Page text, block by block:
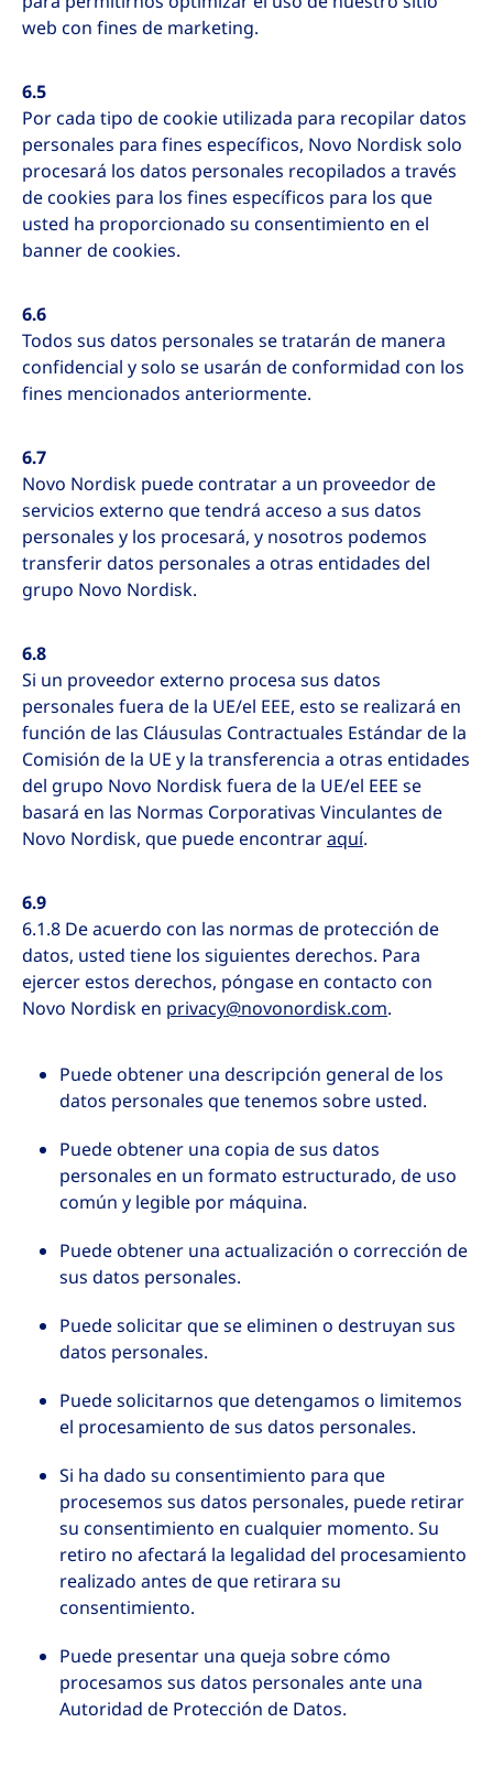
web con fines de marketing.
6.5
Por cada tipo de cookie utilizada para recopilar datos
personales para fines específicos, Novo Nordisk solo
procesará los datos personales recopilados a través
de cookies para los fines específicos para los que
usted ha proporcionado su consentimiento en el
banner de cookies.
6.6
Todos sus datos personales se tratarán de manera
confidencial y solo se usarán de conformidad con los
fines mencionados anteriormente.
6.7
Novo Nordisk puede contratar a un proveedor de
servicios externo que tendrá acceso a sus datos
personales y los procesará, y nosotros podemos
transferir datos personales a otras entidades del
grupo Novo Nordisk.
6.8
Si un proveedor externo procesa sus datos
personales fuera de la UE/el EEE, esto se realizará en
función de las Cláusulas Contractuales Estándar de la
Comisión de la UE y la transferencia a otras entidades
del grupo Novo Nordisk fuera de la UE/el EEE se
basará en las Normas Corporativas Vinculantes de
Novo Nordisk, que puede encontraraquí.
6.9
6.1.8 De acuerdo con las normas de protección de
datos, usted tiene los siguientes derechos. Para
ejercer estos derechos, póngase en contacto con
Novo Nordisk en privacy@novonordisk.com.
Puede obtener una descripción general de los
datos personales que tenemos sobre usted.
Puede obtener una copia de sus datos
personales en un formato estructurado, de uso
común y legible por máquina.
Puede obtener una actualización o corrección de
sus datos personales.
Puede solicitar que se eliminen o destruyan sus
datos personales.
Puede solicitarnos que detengamos o limitemos
el procesamiento de sus datos personales.
Si ha dado su consentimiento para que
procesemos sus datos personales, puede retirar
su consentimiento en cualquier momento. Su
retiro no afectará la legalidad del procesamiento
realizado antes de que retirara su
consentimiento.
Puede presentar una queja sobre cómo
procesamos sus datos personales ante una
Autoridad de Protección de Datos.